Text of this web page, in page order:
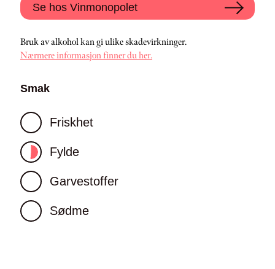
Se hos Vinmonopolet
Bruk av alkohol kan gi ulike skadevirkninger.
Nærmere informasjon finner du her.
Smak
Friskhet
Fylde
Garvestoffer
Sødme